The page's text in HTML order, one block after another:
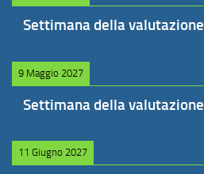
Settimana della valutazione
9 Maggio 2027
Settimana della valutazione
11 Giugno 2027